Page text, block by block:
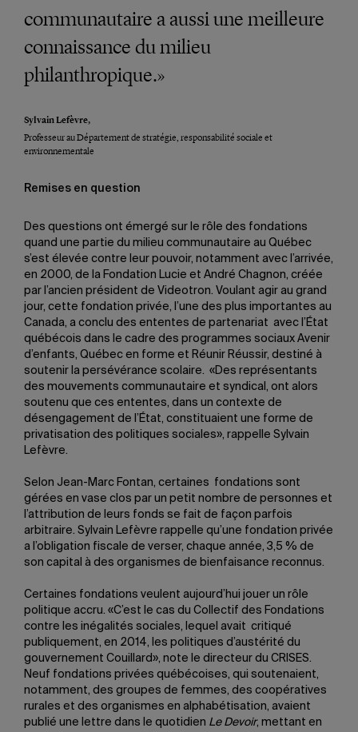
communautaire a aussi une meilleure
connaissance du milieu
philanthropique.»
Sylvain Lefèvre,
Professeur au Département de stratégie, responsabilité sociale et
environnementale
Remises en question
Des questions ont émergé sur le rôle des fondations
quand une partie du milieu communautaire au Québec
s’est élevée contre leur pouvoir, notamment avec l’arrivée,
en 2000, de la Fondation Lucie et André Chagnon, créée
par l’ancien président de Videotron. Voulant agir au grand
jour, cette fondation privée, l’une des plus importantes au
Canada, a conclu des ententes de partenariat avec l’État
québécois dans le cadre des programmes sociaux Avenir
d’enfants, Québec en forme et Réunir Réussir, destiné à
soutenir la persévérance scolaire. «Des représentants
des mouvements communautaire et syndical, ont alors
soutenu que ces ententes, dans un contexte de
désengagement de l’État, constituaient une forme de
privatisation des politiques sociales», rappelle Sylvain
Lefèvre.
Selon Jean-Marc Fontan, certaines fondations sont
gérées en vase clos par un petit nombre de personnes et
l’attribution de leurs fonds se fait de façon parfois
arbitraire. Sylvain Lefèvre rappelle qu’une fondation privée
a l’obligation fiscale de verser, chaque année, 3,5 % de
son capital à des organismes de bienfaisance reconnus.
Certaines fondations veulent aujourd’hui jouer un rôle
politique accru. «C’est le cas du Collectif des Fondations
contre les inégalités sociales, lequel avait critiqué
publiquement, en 2014, les politiques d’austérité du
gouvernement Couillard», note le directeur du CRISES.
Neuf fondations privées québécoises, qui soutenaient,
notamment, des groupes de femmes, des coopératives
rurales et des organismes en alphabétisation, avaient
publié une lettre dans le quotidien Le Devoir, mettant en